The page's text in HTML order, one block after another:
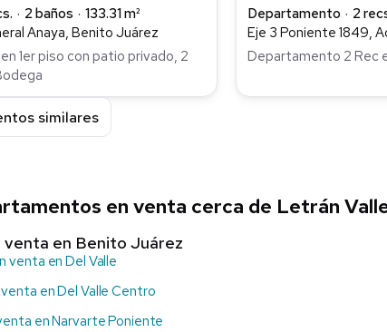
2 baños
133.31 m²
Anaya, Benito Juárez
1er piso con patio privado, 2
Departamento
2
Eje 3 Poniente 1849,
Departamento 2 Rec
similares
en venta cerca de Letrán
en Benito Juárez
venta en Del Valle
en Del Valle Centro
en Narvarte Poniente